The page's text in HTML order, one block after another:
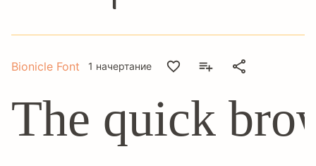
Bionicle Font 1 начертание
The quick